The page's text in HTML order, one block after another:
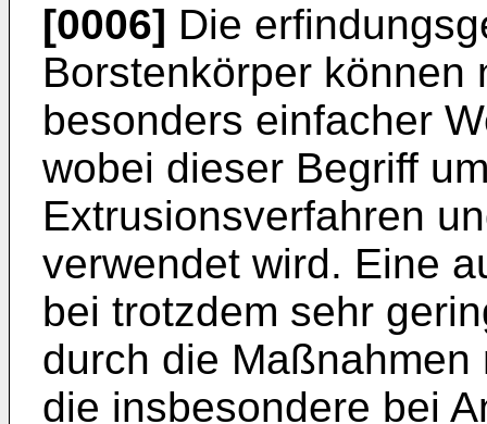
[0006] Die
Borstenkörper können
besonders einfacher
wobei dieser Begriff
Extrusionsverfahren
verwendet wird. Eine
bei trotzdem sehr
durch die
die insbesondere bei